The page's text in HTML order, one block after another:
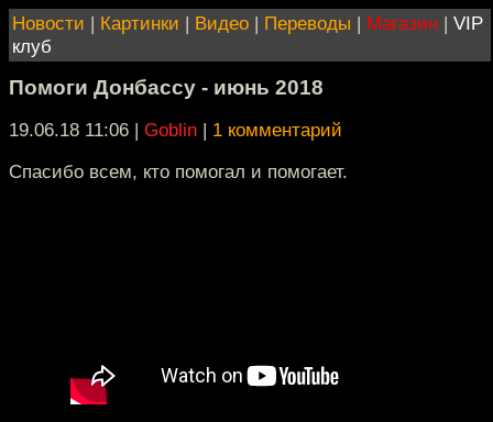
Новости | Картинки | Видео | Переводы | Магазин | VIP
клуб
Помоги Донбассу - июнь 2018
19.06.18 11:06 | Goblin | 1 комментарий
Спасибо всем, кто помогал и помогает.